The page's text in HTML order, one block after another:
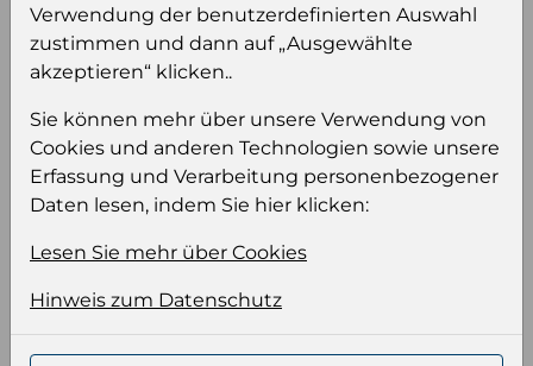
Einloggen Anmeldung für B2B Konto
Produktinformation
Wählen Sie eine Sprache und ein Format für
Ihre Produktdatei aus
Verwendung der benutzerdefinierten Auswahl
zustimmen und dann auf „Ausgewählte
akzeptieren“ klicken..
Sie können mehr über unsere Verwendung von
Cookies und anderen Technologien sowie unsere
Erfassung und Verarbeitung personenbezogener
Daten lesen, indem Sie hier klicken:
Lesen Sie mehr über Cookies
Hinweis zum Datenschutz